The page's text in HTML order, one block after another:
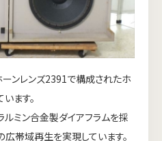
ンレンズ2391で構成されたホ
ます。
ミン合金製ダイアフラムを採
広帯域再生を実現しています。